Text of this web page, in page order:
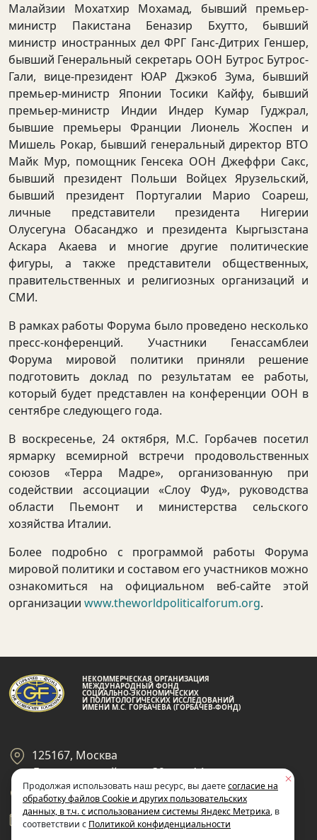
Малайзии Мохатхир Мохамад, бывший премьер-
министр Пакистана Беназир Бхутто, бывший
министр иностранных дел ФРГ Ганс-Дитрих Геншер,
бывший Генеральный секретарь ООН Бутрос Бутрос-
Гали, вице-президент ЮАР Джэкоб Зума, бывший
премьер-министр Японии Тосики Кайфу, бывший
премьер-министр Индии Индер Кумар Гуджрал,
бывшие премьеры Франции Лионель Жоспен и
Мишель Рокар, бывший генеральный директор ВТО
Майк Мур, помощник Генсека ООН Джеффри Сакс,
бывший президент Польши Войцех Ярузельский,
бывший президент Португалии Марио Соареш,
личные представители президента Нигерии
Олусегуна Обасанджо и президента Кыргызстана
Аскара Акаева и многие другие политические
фигуры, а также представители общественных,
правительственных и религиозных организаций и
СМИ.
В рамках работы Форума было проведено несколько
пресс-конференций. Участники Генассамблеи
Форума мировой политики приняли решение
подготовить доклад по результатам ее работы,
который будет представлен на конференции ООН в
сентябре следующего года.
В воскресенье, 24 октября, М.С. Горбачев посетил
ярмарку всемирной встречи продовольственных
союзов «Терра Мадре», организованную при
содействии ассоциации «Слоу Фуд», руководства
области Пьемонт и министерства сельского
хозяйства Италии.
Более подробно с программой работы Форума
мировой политики и составом его участников можно
ознакомиться на официальном веб-сайте этой
организации www.theworldpoliticalforum.org.
НЕКОММЕРЧЕСКАЯ ОРГАНИЗАЦИЯ
МЕЖДУНАРОДНЫЙ ФОНД
СОЦИАЛЬНО-ЭКОНОМИЧЕСКИХ
И ПОЛИТОЛОГИЧЕСКИХ ИССЛЕДОВАНИЙ
ИМЕНИ М.С. ГОРБАЧЕВА (ГОРБАЧЕВ-ФОНД)
125167, Москва
Ленинградский пр-кт 39, стр 14
+7 495 945-59-99
gf@gorby.ru
Продолжая использовать наш ресурс, вы даетесогласие на
обработку файлов Cookie и других пользовательских
данных, в т.ч. с использованием системы Яндекс Метрика, в
соответствии с Политикой конфиденциальности